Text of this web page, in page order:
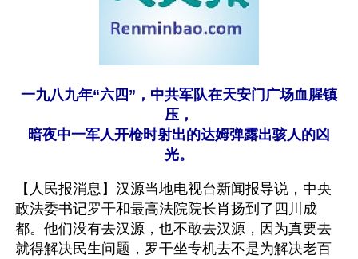
一九八九年“六四”，中共军队在天安门广场血腥镇
压，
暗夜中一军人开枪时射出的达姆弹露出骇人的凶
光。
【人民报消息】汉源当地电视台新闻报导说，中央
政法委书记罗干和最高法院院长肖扬到了四川成
都。他们没有去汉源，也不敢去汉源，因为真要去
就得解决民生问题，罗干坐专机去不是为解决老百